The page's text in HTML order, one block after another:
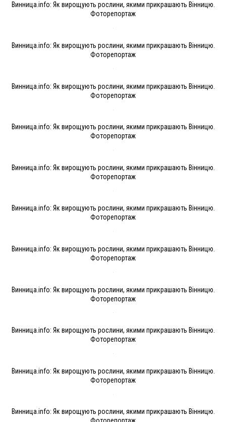
Винница.info: Як вирощують рослини, якими прикрашають Вінницю.
Фоторепортаж
Винница.info: Як вирощують рослини, якими прикрашають Вінницю.
Фоторепортаж
Винница.info: Як вирощують рослини, якими прикрашають Вінницю.
Фоторепортаж
Винница.info: Як вирощують рослини, якими прикрашають Вінницю.
Фоторепортаж
Винница.info: Як вирощують рослини, якими прикрашають Вінницю.
Фоторепортаж
Винница.info: Як вирощують рослини, якими прикрашають Вінницю.
Фоторепортаж
Винница.info: Як вирощують рослини, якими прикрашають Вінницю.
Фоторепортаж
Винница.info: Як вирощують рослини, якими прикрашають Вінницю.
Фоторепортаж
Винница.info: Як вирощують рослини, якими прикрашають Вінницю.
Фоторепортаж
Винница.info: Як вирощують рослини, якими прикрашають Вінницю.
Фоторепортаж
Винница.info: Як вирощують рослини, якими прикрашають Вінницю.